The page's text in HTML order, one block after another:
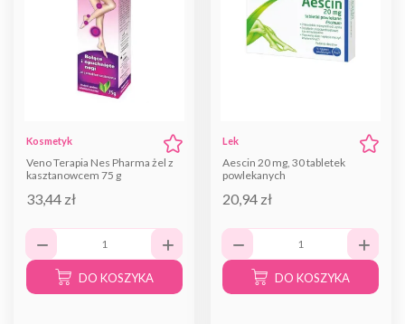
Kosmetyk
Veno Terapia Nes Pharma żel z
kasztanowcem 75 g
33,44 zł
DO KOSZYKA
Lek
Aescin 20 mg, 30 tabletek
powlekanych
20,94 zł
DO KOSZYKA